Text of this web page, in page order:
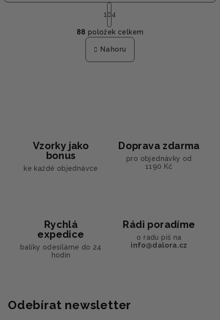
O
v
l
á
S
t
r
á
n
k
o
1 4
88 položek celkem
Nahoru
Vzorky jako
bonus
ke každé objednávce
Doprava zdarma
pro objednávky od
1190 Kč
Rychlá
expedice
balíky odesíláme do 24
hodin
Rádi poradíme
o radu piš na
info@dalora.cz
Odebírat newsletter